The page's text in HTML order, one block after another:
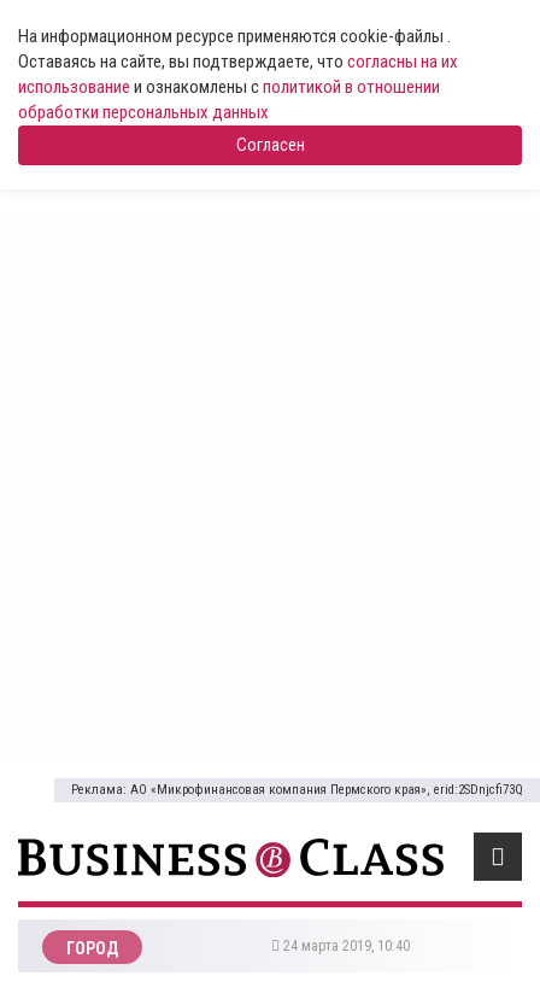
На информационном ресурсе применяются cookie-файлы .
Оставаясь на сайте, вы подтверждаете, что согласны на их
использование и ознакомлены сполитикой в отношении
обработки персональных данных
Согласен
Реклама: АО «Микрофинансовая компания Пермского края», erid:2SDnjcfi73Q
ГОРОД 24 марта 2019, 10:40